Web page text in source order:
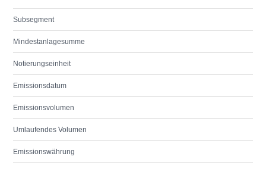
Subsegment
Mindestanlagesumme
Notierungseinheit
Emissionsdatum
Emissionsvolumen
Umlaufendes Volumen
Emissionswährung